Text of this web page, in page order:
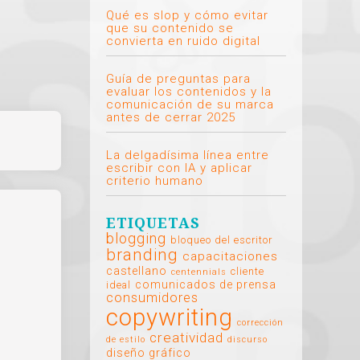
Qué es slop y cómo evitar
que su contenido se
convierta en ruido digital
Guía de preguntas para
evaluar los contenidos y la
comunicación de su marca
antes de cerrar 2025
La delgadísima línea entre
escribir con IA y aplicar
criterio humano
ETIQUETAS
blogging bloqueo del escritor
branding capacitaciones
castellano centennials cliente
ideal
comunicados de prensa
consumidores
copywriting
corrección
de estilo creatividad discurso
diseño gráfico